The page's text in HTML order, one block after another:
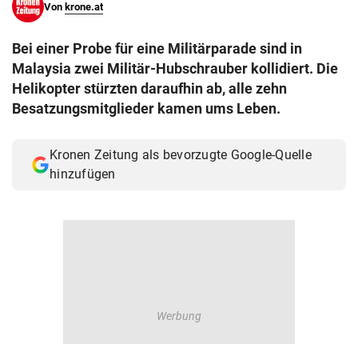
search
eingeben
Muthgasse 2, 1190 Wien
Von krone.at
Bei einer Probe für eine Militärparade sind in
Malaysia zwei Militär-Hubschrauber kollidiert. Die
Helikopter stürzten daraufhin ab, alle zehn
Besatzungsmitglieder kamen ums Leben.
Kronen Zeitung als bevorzugte Google-Quelle
hinzufügen